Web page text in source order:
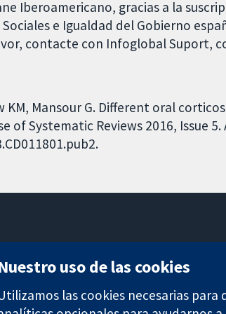
Iberoamericano, gracias a la
Sociales e Igualdad del Gobierno
contacte con Infoglobal Suport,
KM, Mansour G. Different oral
of Systematic Reviews 2016, Issue 5.
Londres
Reino
uso de las cookies
las cookies necesarias